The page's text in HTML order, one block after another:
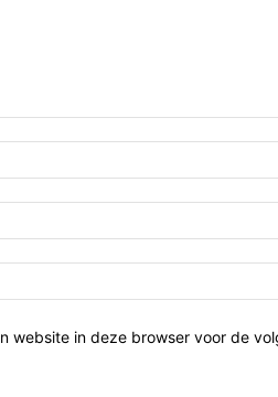
website in deze browser voor de